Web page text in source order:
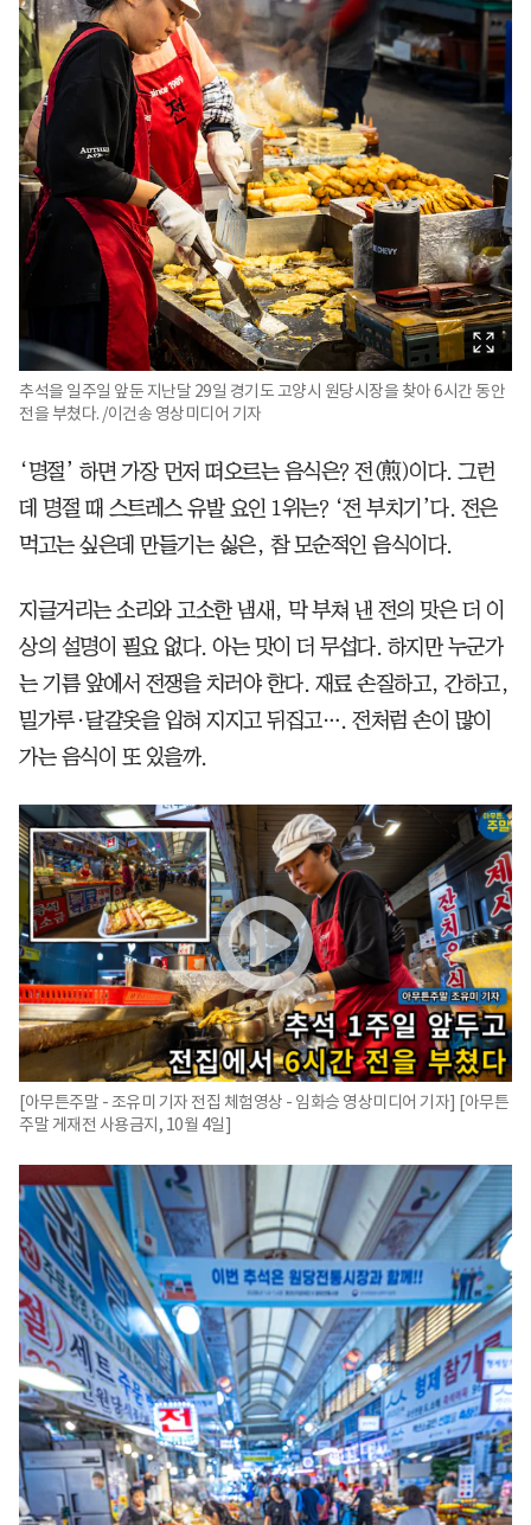
추석을 일주일 앞둔 지난달 29일 경기도 고양시 원당시장을 찾아 6시간 동안
전을 부쳤다. /이건송 영상미디어 기자
‘명절’ 하면 가장 먼저 떠오르는 음식은? 전(煎)이다. 그런
데 명절 때 스트레스 유발 요인 1위는? ‘전 부치기’다. 전은
먹고는 싶은데 만들기는 싫은, 참 모순적인 음식이다.
지글거리는 소리와 고소한 냄새, 막 부쳐 낸 전의 맛은 더 이
상의 설명이 필요 없다. 아는 맛이 더 무섭다. 하지만 누군가
는 기름 앞에서 전쟁을 치러야 한다. 재료 손질하고, 간하고,
밀가루·달걀옷을 입혀 지지고 뒤집고…. 전처럼 손이 많이
가는 음식이 또 있을까.
[아무튼주말 - 조유미 기자 전집 체험영상 - 임화승 영상미디어 기자] [아무튼
주말 게재전 사용금지, 10월 4일]